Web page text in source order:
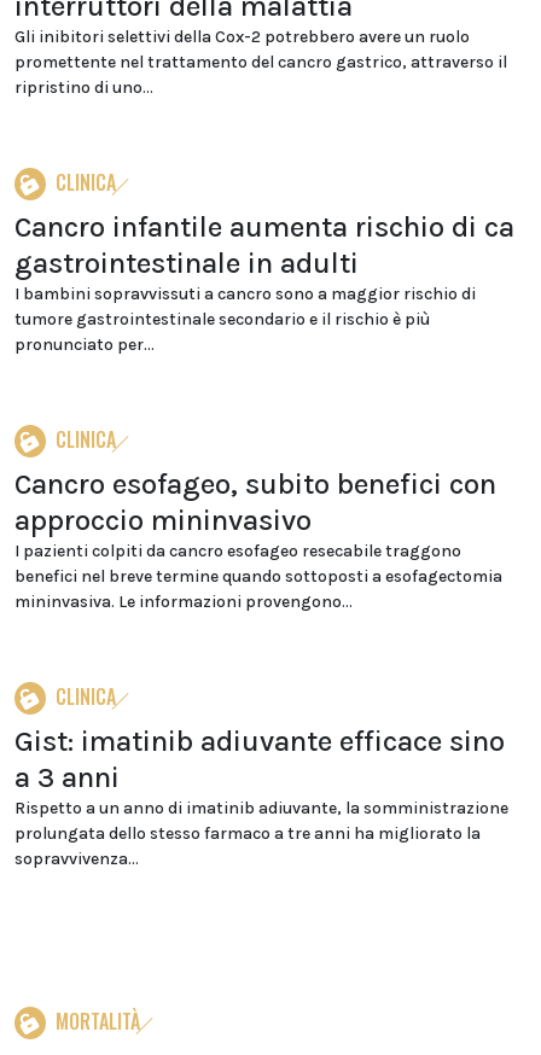
Gli inibitori selettivi della Cox-2 potrebbero avere un ruolo
promettente nel trattamento del cancro gastrico, attraverso il
ripristino di uno...
CLINICA
Cancro infantile aumenta rischio di ca
gastrointestinale in adulti
I bambini sopravvissuti a cancro sono a maggior rischio di
tumore gastrointestinale secondario e il rischio è più
pronunciato per...
CLINICA
Cancro esofageo, subito benefici con
approccio mininvasivo
I pazienti colpiti da cancro esofageo resecabile traggono
benefici nel breve termine quando sottoposti a esofagectomia
mininvasiva. Le informazioni provengono...
CLINICA
Gist: imatinib adiuvante efficace sino
a 3 anni
Rispetto a un anno di imatinib adiuvante, la somministrazione
prolungata dello stesso farmaco a tre anni ha migliorato la
sopravvivenza...
MORTALITÀ